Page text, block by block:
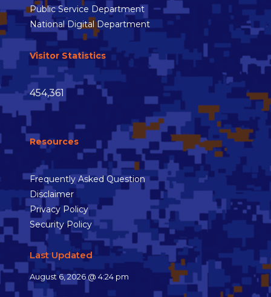
Public Service Department
National Digital Department
Visitor Statistics
454,361
Resources
Frequently Asked Question
Disclaimer
Privacy Policy
Security Policy
Last Updated
August 6, 2026 @ 4:24 pm